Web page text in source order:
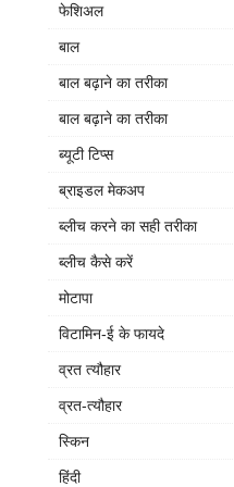
फेशिअल
बाल
बाल बढ़ाने का तरीका
बाल बढ़ाने का तरीका
ब्यूटी टिप्स
ब्राइडल मेकअप
ब्लीच करने का सही तरीका
ब्लीच कैसे करें
मोटापा
विटामिन-ई के फायदे
व्रत त्यौहार
व्रत-त्यौहार
स्किन
हिंदी